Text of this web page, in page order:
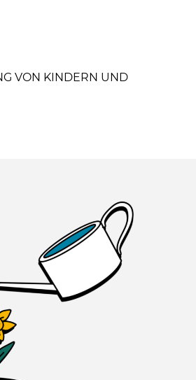
VON KINDERN UND